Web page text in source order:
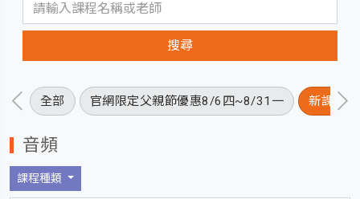
全部 官網限定父親節優惠8/6四~8/31一 新課程
音頻
課程種類